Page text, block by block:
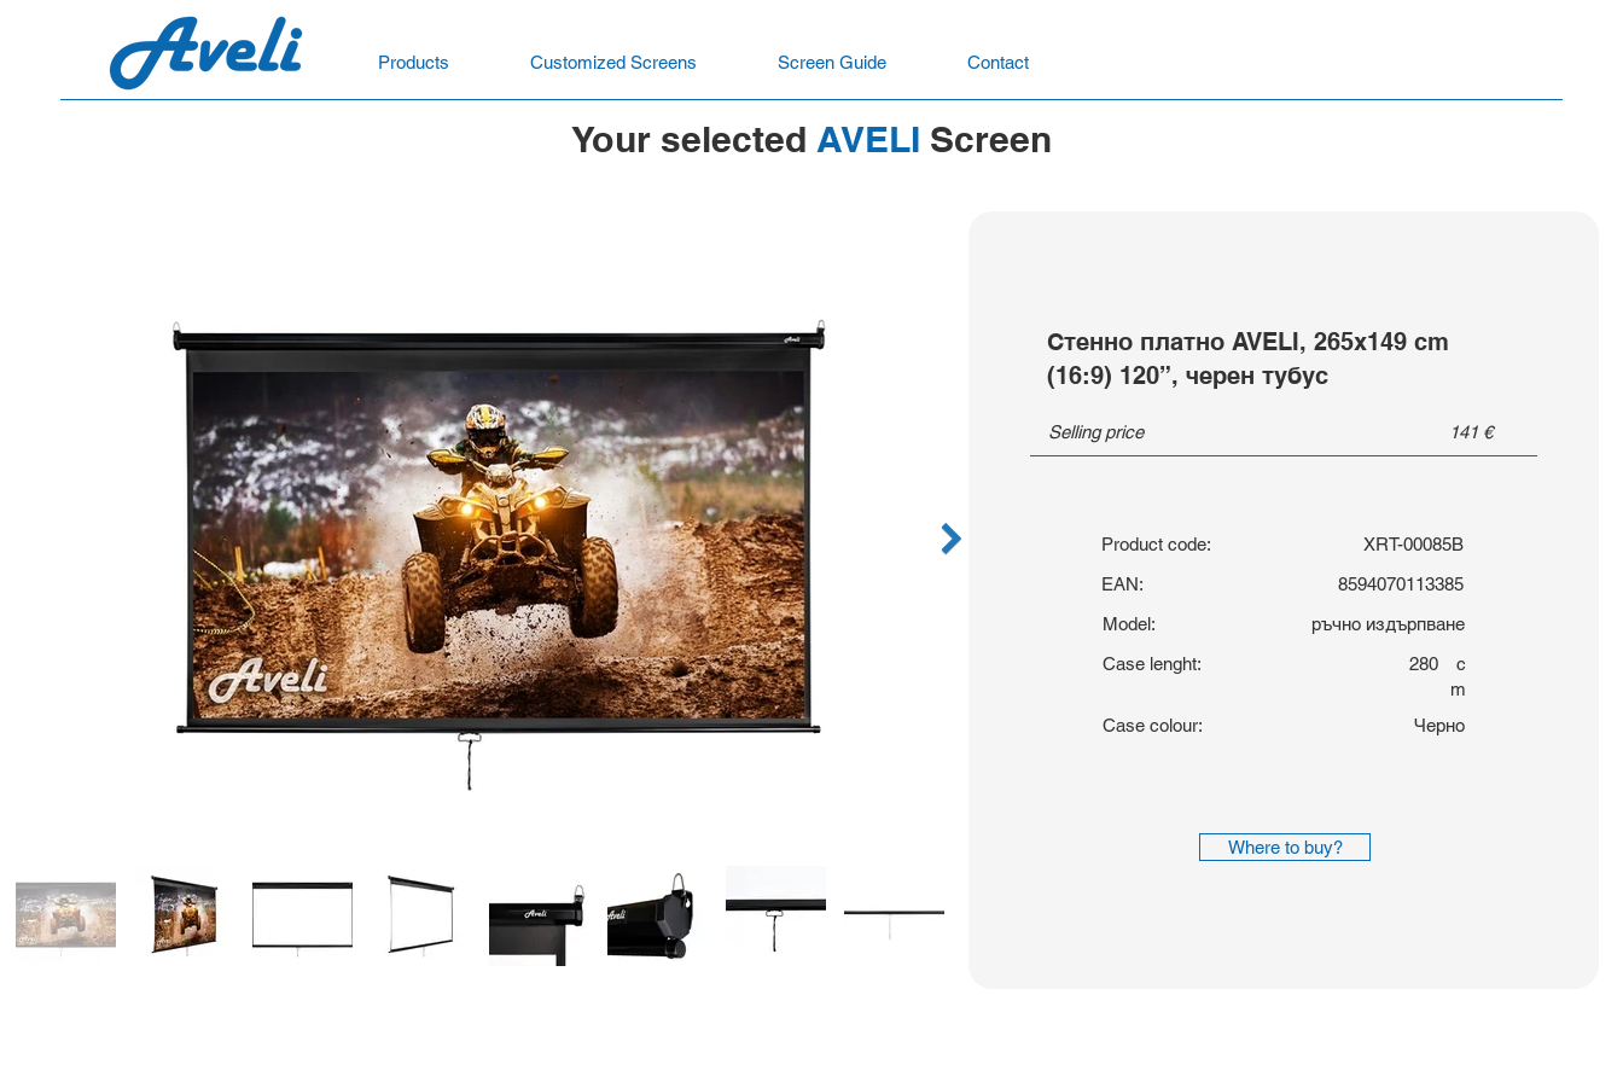
Products Customized Screens Screen Guide Contact
Your selected AVELI Screen
Стенно платно AVELI, 265x149 cm
(16:9) 120”, черен тубус
Selling price 141 €
Product code:
XRT-00085B
EAN:
8594070113385
Model:
ръчно издърпване
Case lenght:
280
c
m
Case colour:
Черно
Where to buy?